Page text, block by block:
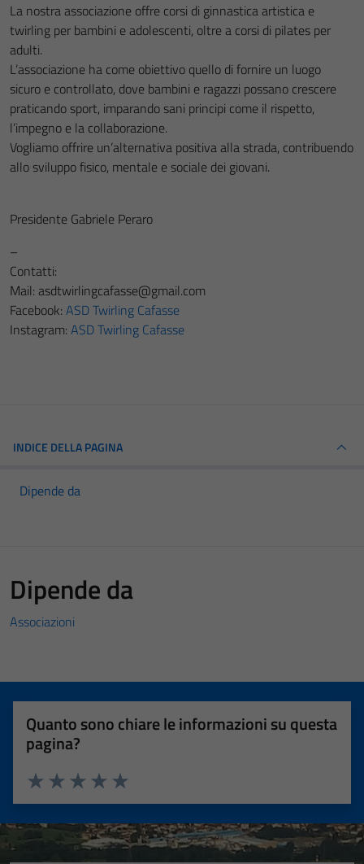
La nostra associazione offre corsi di ginnastica artistica e
twirling per bambini e adolescenti, oltre a corsi di pilates per
adulti.
L’associazione ha come obiettivo quello di fornire un luogo
sicuro e controllato, dove bambini e ragazzi possano crescere
praticando sport, imparando sani principi come il rispetto,
l’impegno e la collaborazione.
Vogliamo offrire un’alternativa positiva alla strada, contribuendo
allo sviluppo fisico, mentale e sociale dei giovani.
Presidente Gabriele Peraro
–
Contatti:
Mail: asdtwirlingcafasse@gmail.com
Facebook: ASD Twirling Cafasse
Instagram: ASD Twirling Cafasse
INDICE DELLA PAGINA
Dipende da
Dipende da
Associazioni
Quanto sono chiare le informazioni su questa
pagina?
Valuta 5 stelle su 5
Valuta 4 stelle su 5
Valuta 3 stelle su 5
Valuta 2 stelle su 5
Valuta 1 stelle su 5